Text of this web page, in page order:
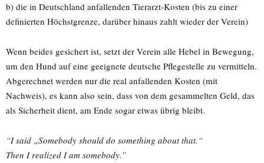
b) die in Deutschland anfallenden Tierarzt-Kosten (bis zu einer
definierten Höchstgrenze, darüber hinaus zahlt wieder der Verein)
Wenn beides gesichert ist, setzt der Verein alle Hebel in Bewegung,
um den Hund auf eine geeignete deutsche Pflegestelle zu vermitteln.
Abgerechnet werden nur die real anfallenden Kosten (mit
Nachweis), es kann also sein, dass von dem gesammelten Geld, das
als Sicherheit dient, am Ende sogar etwas übrig bleibt.
“I said „Somebody should do something about that.“
Then I realized I am somebody.”